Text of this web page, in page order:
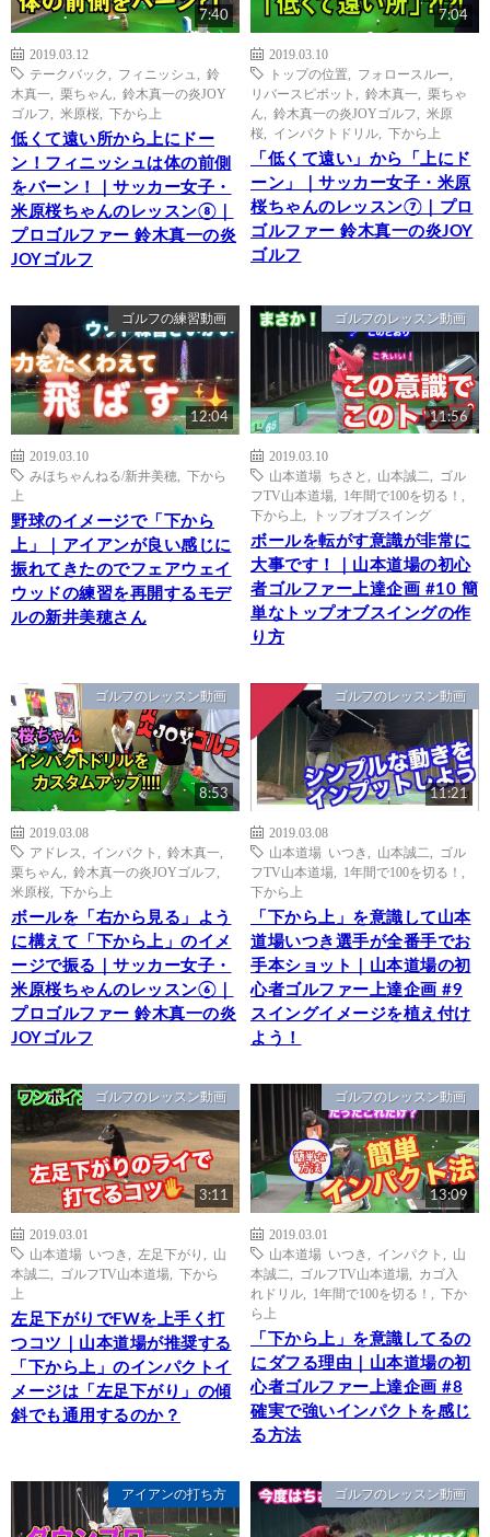
7:40
2019.03.12
テークバック
フィニッシュ
鈴
木真一
栗ちゃん
鈴木真一の炎JOY
ゴルフ
米原桜 下から上
低くて遠い所から上にドー
ン！フィニッシュは体の前側
をバーン！｜サッカー女子・
米原桜ちゃんのレッスン⑧｜
プロゴルファー 鈴木真一の炎
JOYゴルフ
7:04
2019.03.10
トップの位置
フォロースルー
リバースピボット
鈴木真一
栗ちゃ
ん
鈴木真一の炎JOYゴルフ
米原
桜
インパクトドリル 下から上
「低くて遠い」から「上にド
ーン」｜サッカー女子・米原
桜ちゃんのレッスン⑦｜プロ
ゴルファー 鈴木真一の炎JOY
ゴルフ
ゴルフの練習動画
12:04
2019.03.10
みほちゃんねる/新井美穂
下から
上
野球のイメージで「下から
上」｜アイアンが良い感じに
振れてきたのでフェアウェイ
ウッドの練習を再開するモデ
ルの新井美穂さん
ゴルフのレッスン動画
11:56
2019.03.10
山本道場 ちさと
山本誠二
ゴル
フTV山本道場
1年間で100を切る！
下から上
トップオブスイング
ボールを転がす意識が非常に
大事です！｜山本道場の初心
者ゴルファー上達企画 #10 簡
単なトップオブスイングの作
り方
ゴルフのレッスン動画
8:53
2019.03.08
アドレス
インパクト 鈴木真一
栗ちゃん
鈴木真一の炎JOYゴルフ
米原桜
下から上
ボールを「右から見る」よう
に構えて「下から上」のイメ
ージで振る｜サッカー女子・
米原桜ちゃんのレッスン⑥｜
プロゴルファー 鈴木真一の炎
JOYゴルフ
ゴルフのレッスン動画
11:21
2019.03.08
山本道場 いつき
山本誠二
ゴル
フTV山本道場
1年間で100を切る！
下から上
「下から上」を意識して山本
道場いつき選手が全番手でお
手本ショット｜山本道場の初
心者ゴルファー上達企画 #9
スイングイメージを植え付け
よう！
ゴルフのレッスン動画
3:11
2019.03.01
山本道場 いつき
左足下がり
山
本誠二
ゴルフTV山本道場
下から
上
左足下がりでFWを上手く打
つコツ｜山本道場が推奨する
「下から上」のインパクトイ
メージは「左足下がり」の傾
斜でも通用するのか？
ゴルフのレッスン動画
13:09
2019.03.01
山本道場 いつき
インパクト
山
本誠二
ゴルフTV山本道場
カゴ入
れドリル
1年間で100を切る！
下か
ら上
「下から上」を意識してるの
にダフる理由｜山本道場の初
心者ゴルファー上達企画 #8
確実で強いインパクトを感じ
る方法
アイアンの打ち方 ゴルフのレッスン動画